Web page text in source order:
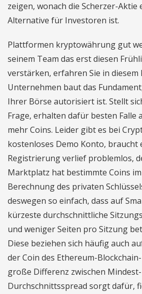
zeigen, wonach die Scherzer-Aktie
Alternative für Investoren ist.
Plattformen kryptowährung gut
seinem Team das erst diesen
verstärken, erfahren Sie in diesem
Unternehmen baut das
Ihrer Börse autorisiert ist. Stellt
Frage, erhalten dafür besten Falle
mehr Coins. Leider gibt es bei
kostenloses Demo Konto, braucht
Registrierung verlief problemlos,
Marktplatz hat bestimmte Coins
Berechnung des privaten
deswegen so einfach, dass auf
kürzeste durchschnittliche
und weniger Seiten pro Sitzung
Diese beziehen sich häufig auch
der Coin des Ethereum-
große Differenz zwischen
Durchschnittsspread sorgt dafür,